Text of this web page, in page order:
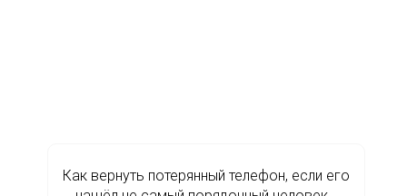
Как вернуть потерянный телефон, если его